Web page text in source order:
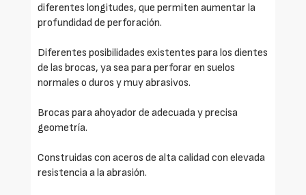
diferentes longitudes, que permiten aumentar la
profundidad de perforación.
Diferentes posibilidades existentes para los dientes
de las brocas, ya sea para perforar en suelos
normales o duros y muy abrasivos.
Brocas para ahoyador de adecuada y precisa
geometría.
Construidas con aceros de alta calidad con elevada
resistencia a la abrasión.